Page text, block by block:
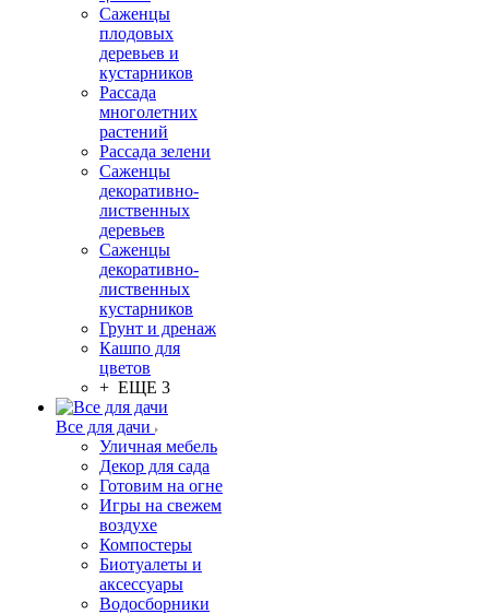
Саженцы
плодовых
деревьев и
кустарников
Рассада
многолетних
растений
Рассада зелени
Саженцы
декоративно-
лиственных
деревьев
Саженцы
декоративно-
лиственных
кустарников
Грунт и дренаж
Кашпо для
цветов
+ ЕЩЕ 3
Все для дачи
Уличная мебель
Декор для сада
Готовим на огне
Игры на свежем
воздухе
Компостеры
Биотуалеты и
аксессуары
Водосборники